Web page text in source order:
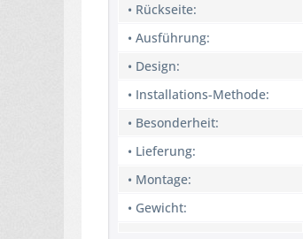
• Rückseite:
• Ausführung:
• Design:
• Installations-Methode:
• Besonderheit:
• Lieferung:
• Montage:
• Gewicht: